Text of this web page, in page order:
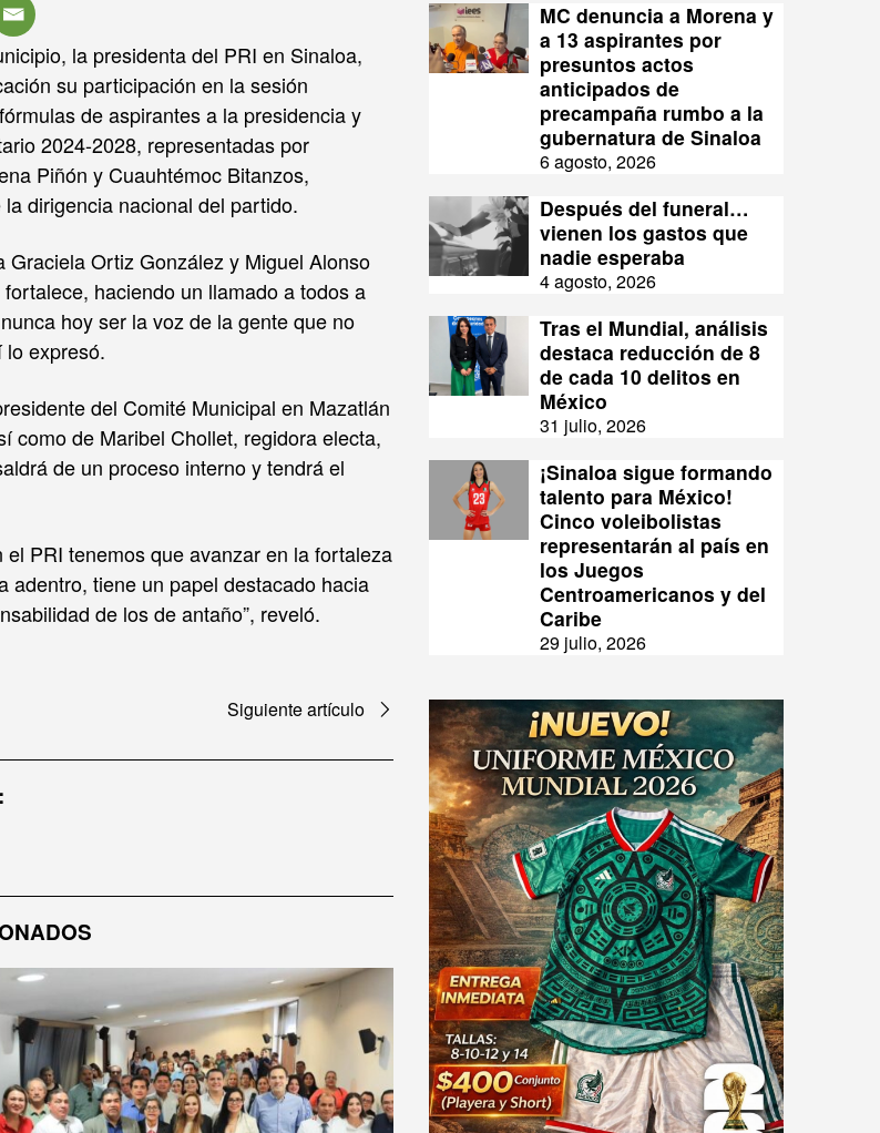
la presidenta del PRI en Sinaloa,
su participación en la sesión
de aspirantes a la presidencia y
2024-2028, representadas por
Piñón y Cuauhtémoc Bitanzos,
dirigencia nacional del partido.
Graciela Ortiz González y Miguel Alonso
haciendo un llamado a todos a
hoy ser la voz de la gente que no
lo expresó.
del Comité Municipal en Mazatlán
como de Maribel Chollet, regidora electa,
de un proceso interno y tendrá el
PRI tenemos que avanzar en la fortaleza
adentro, tiene un papel destacado hacia
de los de antaño”, reveló.
Siguiente artículo
MC denuncia a Morena y
a 13 aspirantes por
presuntos actos
anticipados de
precampaña rumbo a la
gubernatura de Sinaloa
6 agosto, 2026
Después del funeral…
vienen los gastos que
nadie esperaba
4 agosto, 2026
Tras el Mundial, análisis
destaca reducción de 8
de cada 10 delitos en
México
31 julio, 2026
¡Sinaloa sigue formando
talento para México!
Cinco voleibolistas
representarán al país en
los Juegos
Centroamericanos y del
Caribe
29 julio, 2026